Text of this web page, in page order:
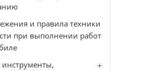
и правила техники
при выполнении работ